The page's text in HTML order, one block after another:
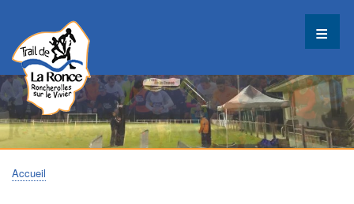
Fil
Accueil